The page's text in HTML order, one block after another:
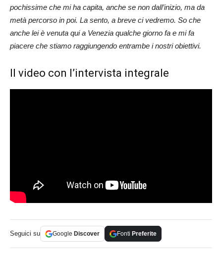
pochissime che mi ha capita, anche se non dall’inizio, ma da
metà percorso in poi. La sento, a breve ci vedremo. So che
anche lei è venuta qui a Venezia qualche giorno fa e mi fa
piacere che stiamo raggiungendo entrambe i nostri obiettivi.
Il video con l’intervista integrale
Seguici su Google Discover Fonti Preferite